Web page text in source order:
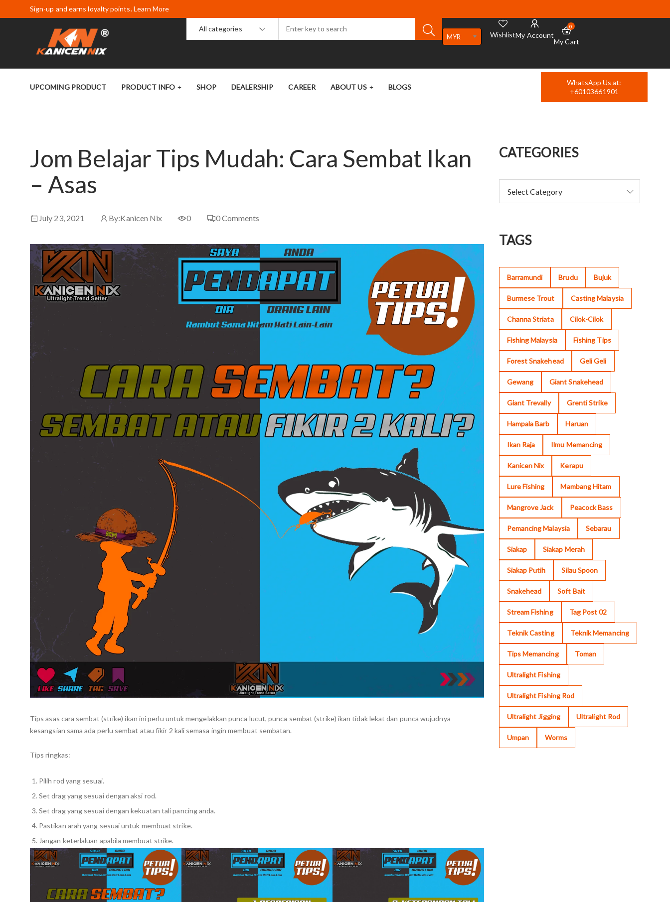
Sign-up and earns loyalty points. Learn More
All categories
MYR WishlistMy Account
0
My Cart
UPCOMING PRODUCT PRODUCT INFO SHOP DEALERSHIP CAREER ABOUT US BLOGS
WhatsApp Us at:
+60103661901
Jom Belajar Tips Mudah: Cara Sembat Ikan
– Asas
July 23, 2021 By:Kanicen Nix 0 0Comments
Tips asas cara sembat (strike) ikan ini perlu untuk mengelakkan punca lucut, punca sembat (strike) ikan tidak lekat dan punca wujudnya
kesangsian sama ada perlu sembat atau fikir 2 kali semasa ingin membuat sembatan.
Tips ringkas:
Pilih rod yang sesuai.
Set drag yang sesuai dengan aksi rod.
Set drag yang sesuai dengan kekuatan tali pancing anda.
Pastikan arah yang sesuai untuk membuat strike.
Jangan keterlaluan apabila membuat strike.
CATEGORIES
TAGS
Barramundi Brudu Bujuk
Burmese Trout Casting Malaysia
Channa Striata Cilok-Cilok
Fishing Malaysia Fishing Tips
Forest Snakehead Geli Geli
Gewang Giant Snakehead
Giant Trevally Grenti Strike
Hampala Barb Haruan
Ikan Raja Ilmu Memancing
Kanicen Nix Kerapu
Lure Fishing Mambang Hitam
Mangrove Jack Peacock Bass
Pemancing Malaysia Sebarau
Siakap Siakap Merah
Siakap Putih Silau Spoon
Snakehead Soft Bait
Stream Fishing Tag Post 02
Teknik Casting Teknik Memancing
Tips Memancing Toman
Ultralight Fishing
Ultralight Fishing Rod
Ultralight Jigging Ultralight Rod
Umpan Worms